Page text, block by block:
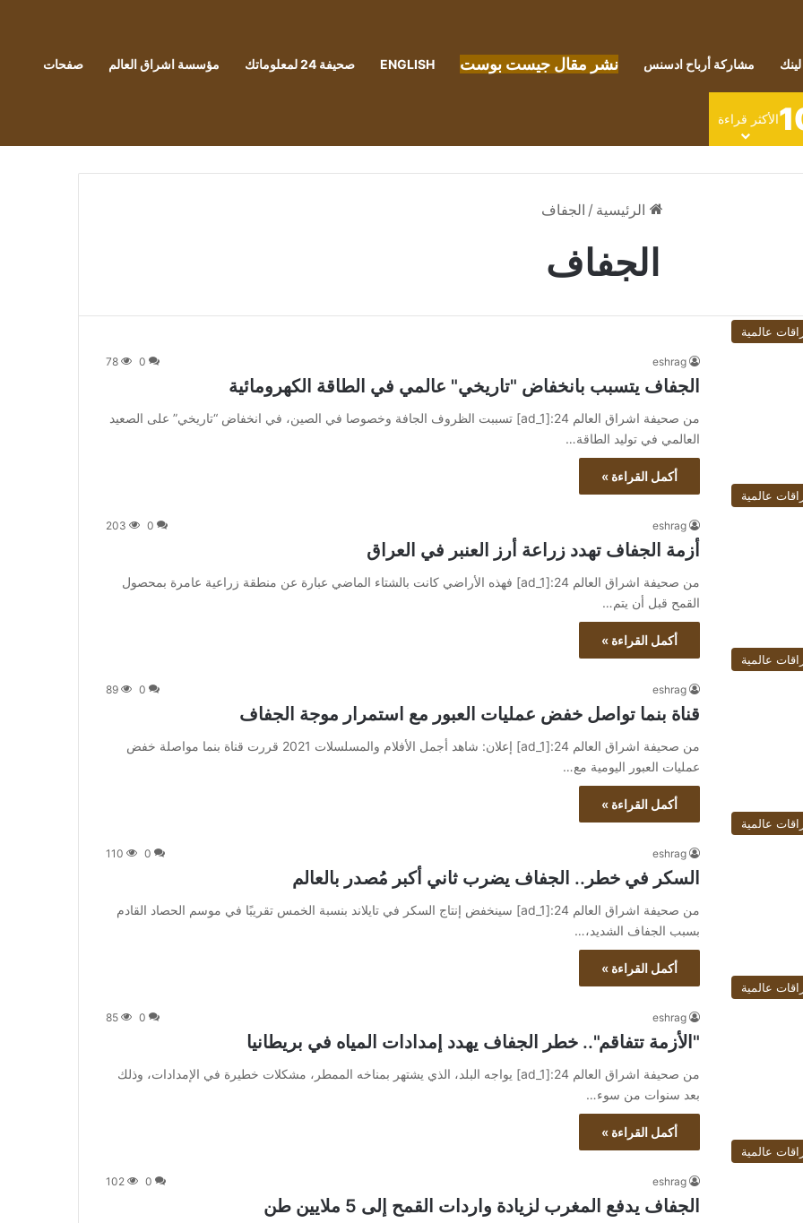
مشاركة أرباح ادسنس نشر مقال جيست بوست ENGLISH صحيفة 24 لمعلوماتك مؤسسة اشراق العالم صفحات
الأكثر قراءة
الرئيسية / الجفاف
الجفاف
عالمية
eshrag
0
78
الجفاف يتسبب بانخفاض "تاريخي" عالمي في الطاقة الكهرومائية
من صحيفة اشراق العالم 24:[ad_1] تسببت الظروف الجافة وخصوصا في الصين، في انخفاض “تاريخي” على الصعيد
العالمي في توليد الطاقة…
أكمل القراءة »
عالمية
eshrag
0
203
أزمة الجفاف تهدد زراعة أرز العنبر في العراق
من صحيفة اشراق العالم 24:[ad_1] فهذه الأراضي كانت بالشتاء الماضي عبارة عن منطقة زراعية عامرة بمحصول
القمح قبل أن يتم…
أكمل القراءة »
عالمية
eshrag
0
89
قناة بنما تواصل خفض عمليات العبور مع استمرار موجة الجفاف
من صحيفة اشراق العالم 24:[ad_1] إعلان: شاهد أجمل الأفلام والمسلسلات 2021 قررت قناة بنما مواصلة خفض
عمليات العبور اليومية مع…
أكمل القراءة »
عالمية
eshrag
0
110
السكر في خطر.. الجفاف يضرب ثاني أكبر مُصدر بالعالم
من صحيفة اشراق العالم 24:[ad_1] سينخفض إنتاج السكر في تايلاند بنسبة الخمس تقريبًا في موسم الحصاد القادم
بسبب الجفاف الشديد،…
أكمل القراءة »
عالمية
eshrag
0
85
"الأزمة تتفاقم".. خطر الجفاف يهدد إمدادات المياه في بريطانيا
من صحيفة اشراق العالم 24:[ad_1] يواجه البلد، الذي يشتهر بمناخه الممطر، مشكلات خطيرة في الإمدادات، وذلك
بعد سنوات من سوء…
أكمل القراءة »
عالمية
eshrag
0
102
الجفاف يدفع المغرب لزيادة واردات القمح إلى 5 ملايين طن